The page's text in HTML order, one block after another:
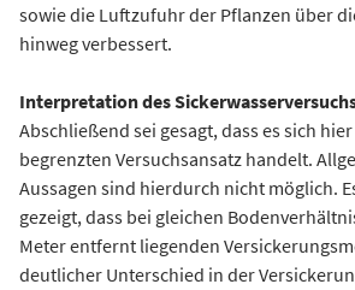
sowie die Luftzufuhr der Pflanzen über
hinweg verbessert.
Interpretation des
Abschließend sei gesagt, dass es sich
begrenzten Versuchsansatz handelt.
Aussagen sind hierdurch nicht möglich.
gezeigt, dass bei gleichen
Meter entfernt liegenden
deutlicher Unterschied in der